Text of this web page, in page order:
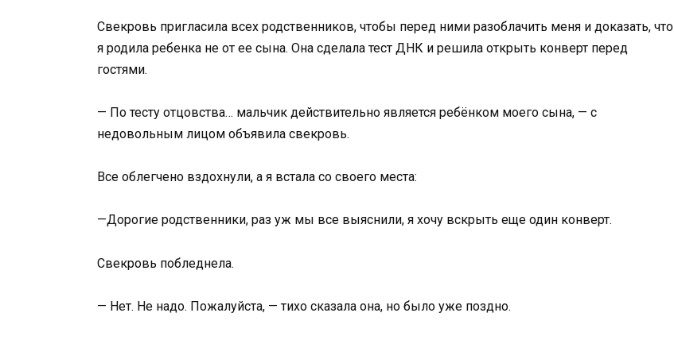
Свекровь пригласила всех родственников, чтобы перед ними разоблачить меня и доказать, что
я родила ребенка не от ее сына. Она сделала тест ДНК и решила открыть конверт перед
гостями.
— По тесту отцовства… мальчик действительно является ребёнком моего сына, — с
недовольным лицом объявила свекровь.
Все облегчено вздохнули, а я встала со своего места:
—Дорогие родственники, раз уж мы все выяснили, я хочу вскрыть еще один конверт.
Свекровь побледнела.
— Нет. Не надо. Пожалуйста, — тихо сказала она, но было уже поздно.